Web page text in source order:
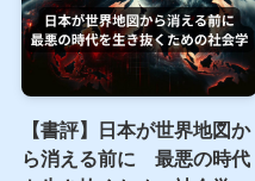
オルカン、S&P500以外に
新NISAで積立てるべき投
資信託の選び方 後悔しな